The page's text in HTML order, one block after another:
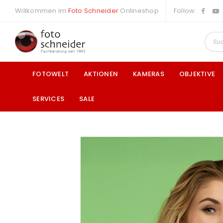
Willkommen im Foto Schneider Onlineshop Follow:
FOTOWELT AKTIONEN KAMERAS OBJEKTIVE
SERVICES SALE